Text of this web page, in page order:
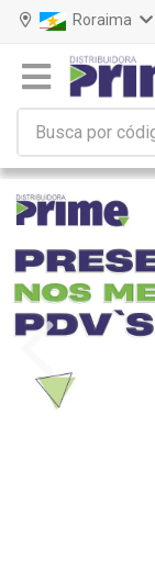
Roraima